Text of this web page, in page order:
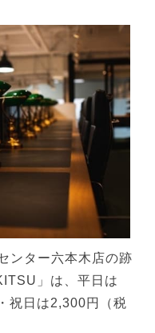
ンター六本木店の跡
」は、平日は
祝日は2,300円（税